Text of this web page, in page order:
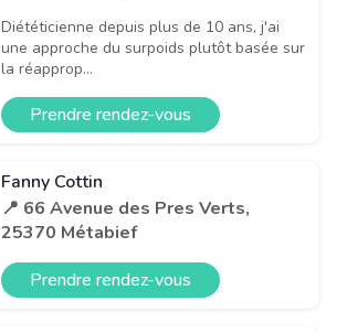
Diététicienne depuis plus de 10 ans, j'ai
une approche du surpoids plutôt basée sur
la réapprop...
Prendre rendez-vous
Fanny Cottin
📍 66 Avenue des Pres Verts,
25370 Métabief
Prendre rendez-vous